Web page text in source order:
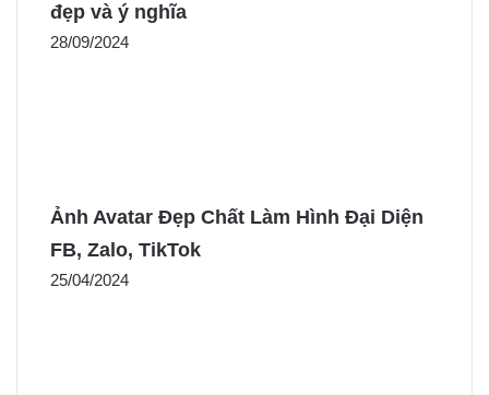
đẹp và ý nghĩa
28/09/2024
Ảnh Avatar Đẹp Chất Làm Hình Đại Diện
FB, Zalo, TikTok
25/04/2024